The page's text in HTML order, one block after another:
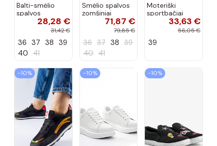
Balti-smėlio
spalvos
sportiniai
Casey
28,28 €
31,42 €
36 37 38 39
40 41
Smėlio spalvos
zomšiniai
sportiniai
bateliai, „Karino"
71,87 €
79,85 €
36 37 38 39
40 41
Moteriški
sportbačiai
juodos spalvos
33,63 €
56,05 €
39
−10% −10% −10%